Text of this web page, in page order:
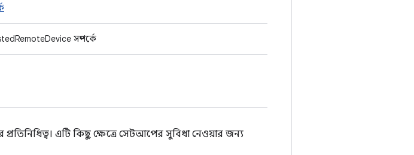
সম্পর্কে
এটি কিছু ক্ষেত্রে সেটআপের সুবিধা নেওয়ার জন্য